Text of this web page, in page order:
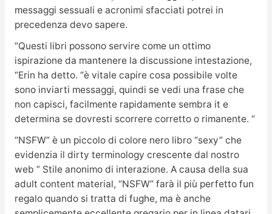
messaggi sessuali e acronimi sfacciati potrei in
precedenza devo sapere.
“Questi libri possono servire come un ottimo
ispirazione da mantenere la discussione intestazione,
“Erin ha detto. “è vitale capire cosa possibile volte
sono inviarti messaggi, quindi se vedi una frase che
non capisci, facilmente rapidamente sembra it e
determina se dovresti scorrere corretto o rimanente. “
“NSFW” è un piccolo di colore nero libro “sexy” che
evidenzia il dirty terminology crescente dal nostro
web ” Stile anonimo di interazione. A causa della sua
adult content material, “NSFW” farà il più perfetto fun
regalo quando si tratta di fughe, ma è anche